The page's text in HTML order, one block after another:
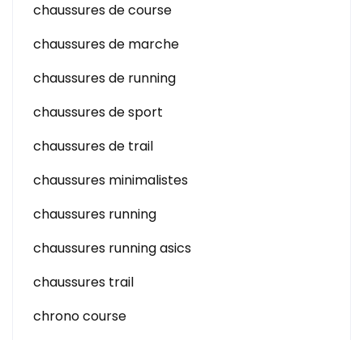
chaussures de course
chaussures de marche
chaussures de running
chaussures de sport
chaussures de trail
chaussures minimalistes
chaussures running
chaussures running asics
chaussures trail
chrono course